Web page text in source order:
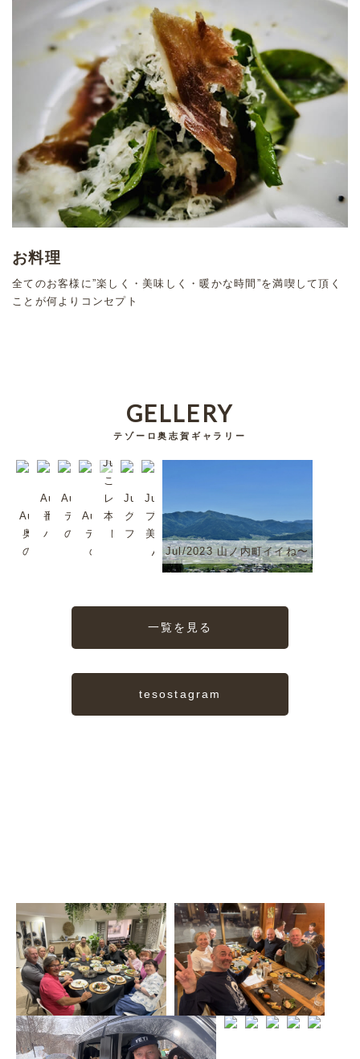
お料理
全てのお客様に”楽しく・美味しく・暖かな時間”を満喫して頂く
ことが何よりコンセプト
GELLERY
テゾーロ奥志賀ギャラリー
Aug/2023
奥志賀森
の音楽堂
Aug/2023
番頭シン
バくんで
Aug/2023
テゾーロ
のジャズ
2
Aug/2023
テゾーロ
のJazz
Jul/2023
これは超
レア。日
本では珍
しいか
Jul/2023
グリーンタ
フを歩いて
みる？
Jul/2023
プラムも
美味しい
んだよ
Jul/2023 山ノ内町イイね〜
一覧を見る
tesostagram